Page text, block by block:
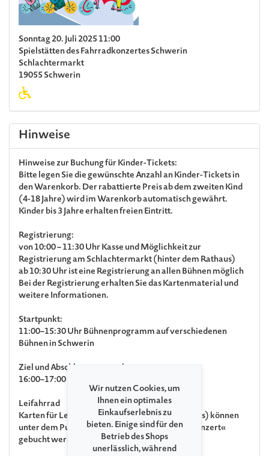
Sonntag 20. Juli 2025 11:00
Spielstätten des Fahrradkonzertes Schwerin
Schlachtermarkt
19055 Schwerin
Hinweise
Hinweise zur Buchung für Kinder-Tickets:
Bitte legen Sie die gewünschte Anzahl an Kinder-Tickets in
den Warenkorb. Der rabattierte Preis ab dem zweiten Kind
(4-18 Jahre) wird im Warenkorb automatisch gewährt.
Kinder bis 3 Jahre erhalten freien Eintritt.
Registrierung:
von 10:00 – 11:30 Uhr Kasse und Möglichkeit zur
Registrierung am Schlachtermarkt (hinter dem Rathaus)
ab 10:30 Uhr ist eine Registrierung an allen Bühnen möglich
Bei der Registrierung erhalten Sie das Kartenmaterial und
weitere Informationen.
Startpunkt:
11:00–15:30 Uhr Bühnenprogramm auf verschiedenen
Bühnen in Schwerin
Ziel und Abschlussveranstaltung:
16:00–17:00 Uhr Open Air auf dem Marktplatz
Leifahrrad
Karten für Leihfahrräder (normale sowie E-Bikes) können
unter dem Punkt »Zusatzleistungen zu Ihrem Konzert«
gebucht werden.
Wir nutzen Cookies, um
Ihnen ein optimales
Einkaufserlebnis zu
bieten. Einige sind für den
Betrieb des Shops
unerlässlich, während